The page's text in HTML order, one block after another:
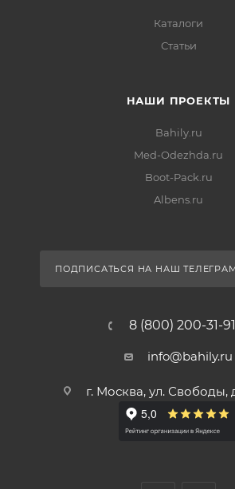
Каталоги
Статьи
НАШИ ПРОЕКТЫ
Bahily.ru
Med-Odezhda.ru
Boot-Pack.ru
Albens.ru
ПОДПИСАТЬСЯ НА НАШ
8 (800) 200-31-91
info@bahily.ru
г. Москва, ул. Свободы,